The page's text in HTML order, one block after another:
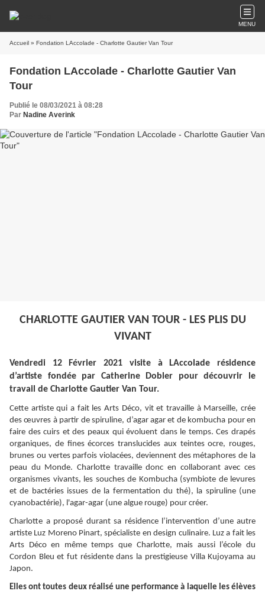
MENU
Accueil » Fondation LAccolade - Charlotte Gautier Van Tour
Fondation LAccolade - Charlotte Gautier Van
Tour
Publié le 08/03/2021 à 08:28
Par Nadine Averink
CHARLOTTE GAUTIER VAN TOUR - LES PLIS DU
VIVANT
Vendredi 12 Février 2021 visite à LAccolade résidence
d’artiste fondée par Catherine Dobler pour découvrir le
travail de Charlotte Gautier Van Tour.
Cette artiste qui a fait les Arts Déco, vit et travaille à Marseille, crée
des œuvres à partir de spiruline, d’agar agar et de kombucha pour en
faire des cuirs et des peaux qui évoluent dans le temps. Ces drapés
organiques, de fines écorces translucides aux teintes ocre, rouges,
brunes ou vertes parfois violacées, deviennent des métaphores de la
peau du Monde. Charlotte travaille donc en collaborant avec ces
organismes vivants, les souches de Kombucha (symbiote de levures
et de bactéries issues de la fermentation du thé), la spiruline (une
cyanobactérie), l'agar-agar (une algue rouge) pour créer.
Charlotte a proposé durant sa résidence l’intervention d’une autre
artiste Luz Moreno Pinart, spécialiste en design culinaire. Luz a fait les
Arts Déco en même temps que Charlotte, mais aussi l’école du
Cordon Bleu et fut résidente dans la prestigieuse Villa Kujoyama au
Japon.
Elles ont toutes deux réalisé une performance à laquelle les élèves